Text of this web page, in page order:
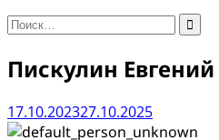
Найти:
Пискулин Евгений
17.10.202327.10.2025